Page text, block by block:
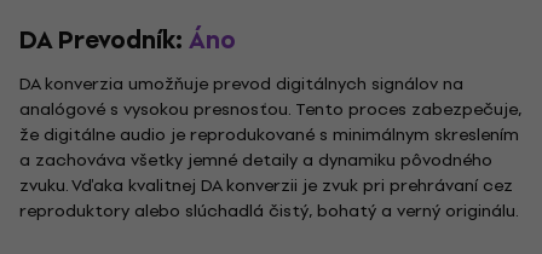
DA Prevodník:Áno
DA konverzia umožňuje prevod digitálnych signálov na
analógové s vysokou presnosťou. Tento proces zabezpečuje,
že digitálne audio je reprodukované s minimálnym skreslením
a zachováva všetky jemné detaily a dynamiku pôvodného
zvuku. Vďaka kvalitnej DA konverzii je zvuk pri prehrávaní cez
reproduktory alebo slúchadlá čistý, bohatý a verný originálu.